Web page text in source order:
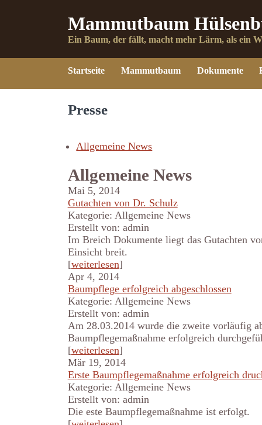
Mammutbaum
Ein Baum, der fällt, macht mehr Lärm, als ein
Startseite Mammutbaum Dokumente
Presse
Allgemeine News
Allgemeine News
Mai 5, 2014
Gutachten von Dr. Schulz
Kategorie: Allgemeine News
Erstellt von: admin
Im Breich Dokumente liegt das Gutachten
Einsicht breit.
[weiterlesen]
Apr 4, 2014
Baumpflege erfolgreich abgeschlossen
Kategorie: Allgemeine News
Erstellt von: admin
Am 28.03.2014 wurde die zweite vorläufig
Baumpflegemaßnahme erfolgreich
[weiterlesen]
Mär 19, 2014
Erste Baumpflegemaßnahme erfolgreich
Kategorie: Allgemeine News
Erstellt von: admin
Die este Baumpflegemaßnahme ist erfolgt.